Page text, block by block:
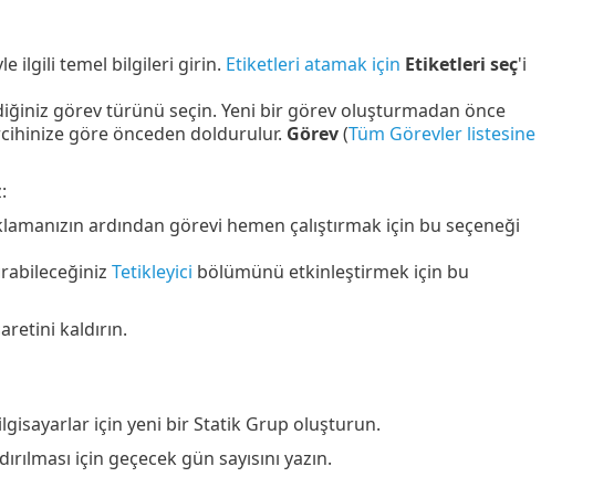
ilgili temel bilgileri girin. Etiketleri atamak için Etiketleri seç'i
görev türünü seçin. Yeni bir görev oluşturmadan önce
göre önceden doldurulur. Görev(Tüm Görevler listesine
ardından görevi hemen çalıştırmak için bu seçeneği
Tetikleyici bölümünü etkinleştirmek için bu
kaldırın.
için yeni bir Statik Grup oluşturun.
için geçecek gün sayısını yazın.